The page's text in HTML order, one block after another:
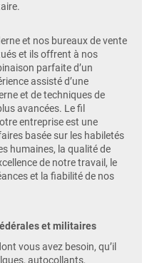
et nos bureaux de vente
et ils offrent à nos
parfaite d’un
assisté d’une
et de techniques de
avancées. Le fil
entreprise est une
basée sur les habiletés
humaines, la qualité de
de notre travail, le
et la fiabilité de nos
et militaires
vous avez besoin, qu’il
autocollants,